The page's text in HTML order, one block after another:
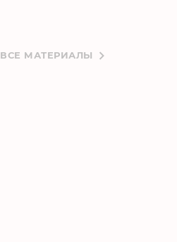
ВСЕ МАТЕРИАЛЫ